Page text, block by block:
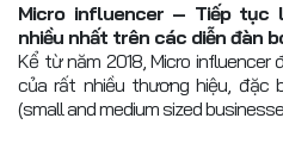
Micro influencer – Tiếp
nhiều nhất trên các diễn đàn
Kể từ năm 2018, Micro
của rất nhiều thương hiệu, đặc
(small and medium sized